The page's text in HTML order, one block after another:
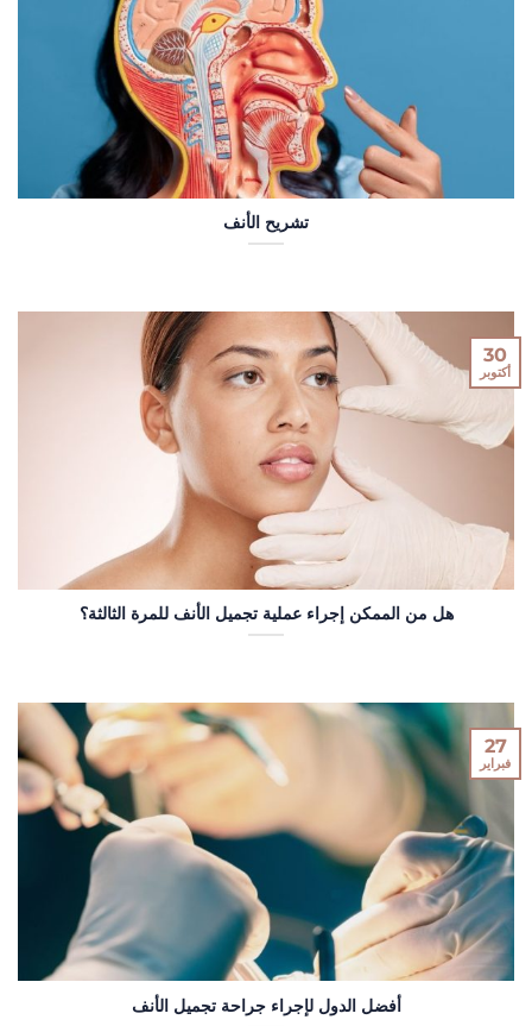
تشريح الأنف
هل من الممكن إجراء عملية تجميل الأنف للمرة الثالثة؟
30
أكتوبر
أفضل الدول لإجراء جراحة تجميل الأنف
27
فبراير